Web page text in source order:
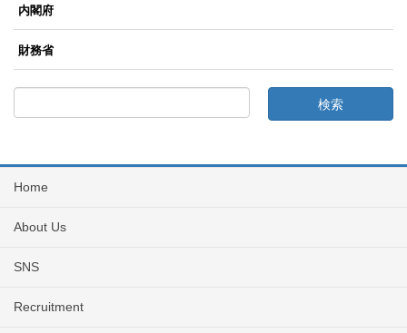
内閣府
財務省
Home
About Us
SNS
Recruitment